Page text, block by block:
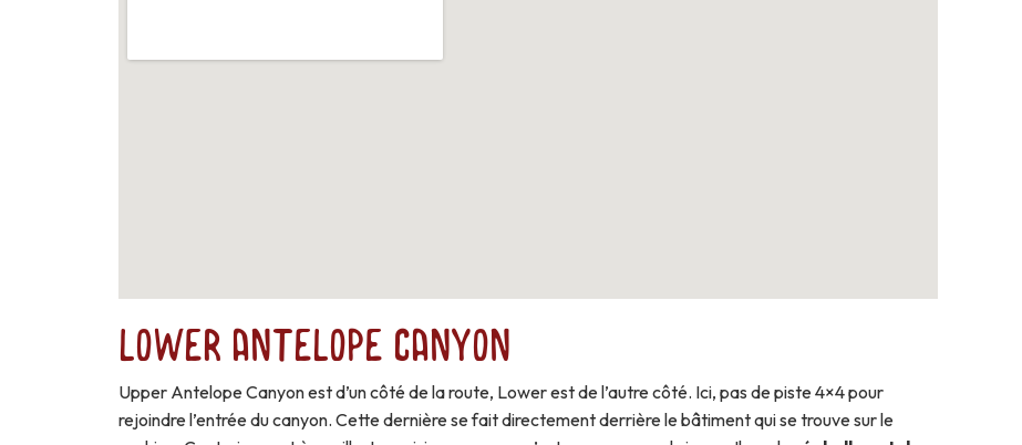
Lower Antelope Canyon
Upper Antelope Canyon est d’un côté de la route, Lower est de l’autre côté. Ici, pas de piste 4×4 pour
rejoindre l’entrée du canyon. Cette dernière se fait directement derrière le bâtiment qui se trouve sur le